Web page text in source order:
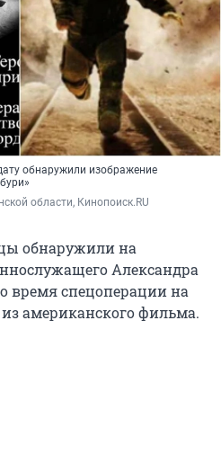
обнаружили изображение
области, Кинопоиск.RU
обнаружили на
Александра
время спецоперации на
американского фильма.